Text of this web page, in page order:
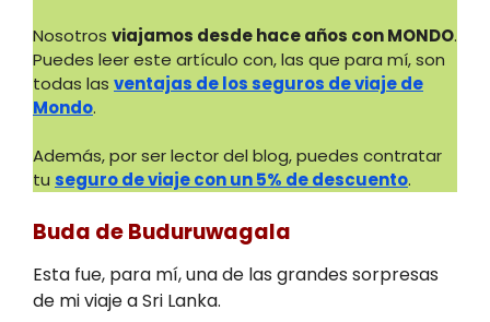
Nosotros viajamos desde hace años con MONDO.
Puedes leer este artículo con, las que para mí, son
todas las ventajas de los seguros de viaje de
Mondo.
Además, por ser lector del blog, puedes contratar
tu seguro de viaje con un 5% de descuento.
Buda de Buduruwagala
Esta fue, para mí, una de las grandes sorpresas
de mi viaje a Sri Lanka.